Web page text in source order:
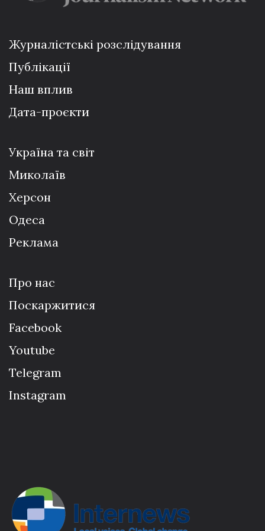
Журналістські розслідування
Публікації
Наш вплив
Дата-проєкти
Україна та світ
Миколаїв
Херсон
Одеса
Реклама
Про нас
Поскаржитися
Facebook
Youtube
Telegram
Instagram